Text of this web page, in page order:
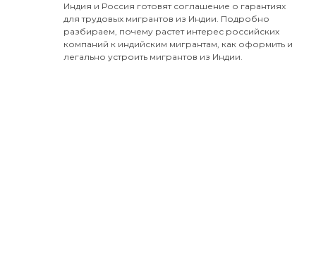
Индия и Россия готовят соглашение о гарантиях
для трудовых мигрантов из Индии. Подробно
разбираем, почему растет интерес российских
компаний к индийским мигрантам, как оформить и
легально устроить мигрантов из Индии.